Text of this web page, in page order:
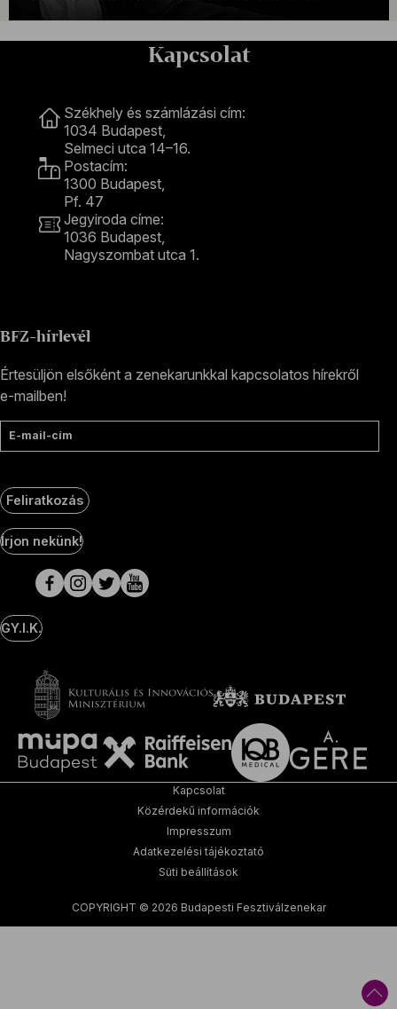
Kapcsolat
Székhely és számlázási cím:
1034 Budapest,
Selmeci utca 14–16.
Postacím:
1300 Budapest,
Pf. 47
Jegyiroda címe:
1036 Budapest,
Nagyszombat utca 1.
BFZ-hírlevél
Értesüljön elsőként a zenekarunkkal kapcsolatos hírekről
e-mailben!
E-mail-cím
Feliratkozás
Social
Media
oldalak
Írjon nekünk!
GY.I.K.
COPYRIGHT © 2026 Budapesti Fesztiválzenekar
Kapcsolat
Közérdekű információk
Impresszum
Adatkezelési tájékoztató
Süti beállítások